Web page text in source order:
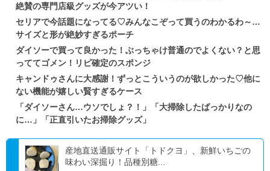
絶賛の専門店級グッズが今アツい！
セリアで今話題になってる♡みんなこぞって買うのわかるわ～…
サイズと形が絶妙すぎるポーチ
ダイソーで買って良かった！ぶっちゃけ普通のでよくない？と思
っててゴメン！リピ確定のスポンジ
キャンドゥさんに大感謝！ずっとこういうのが欲しかった♡他に
ない機能が嬉しい賢すぎるケース
「ダイソーさん…ウソでしょ？！」「大掃除したばっかりなの
に…」「正直引いたお掃除グッズ」
産地直送通販サイト「トドクヨ」、新鮮いちごの
味わい深掘り！品種別糖...